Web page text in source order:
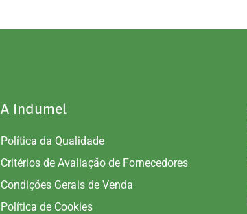
A Indumel
Política da Qualidade
Critérios de Avaliação de Fornecedores
Condições Gerais de Venda
Política de Cookies